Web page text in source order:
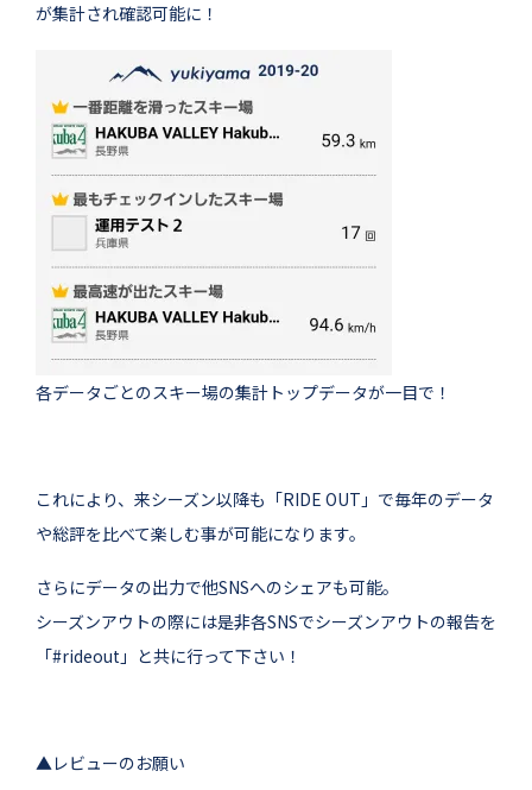
が集計され確認可能に！
各データごとのスキー場の集計トップデータが一目で！
これにより、来シーズン以降も「RIDE OUT」で毎年のデータ
や総評を比べて楽しむ事が可能になります。
さらにデータの出力で他SNSへのシェアも可能。
シーズンアウトの際には是非各SNSでシーズンアウトの報告を
「#rideout」と共に行って下さい！
▲レビューのお願い